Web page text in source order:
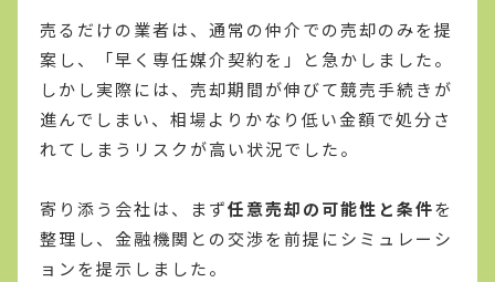
売るだけの業者は、通常の仲介での売却のみを提
案し、「早く専任媒介契約を」と急かしました。
しかし実際には、売却期間が伸びて競売手続きが
進んでしまい、相場よりかなり低い金額で処分さ
れてしまうリスクが高い状況でした。
寄り添う会社は、まず任意売却の可能性と条件を
整理し、金融機関との交渉を前提にシミュレーシ
ョンを提示しました。